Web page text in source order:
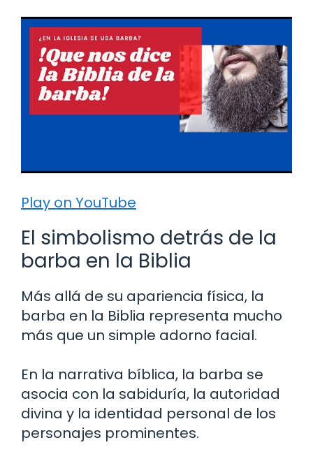
Play on YouTube
El simbolismo detrás de la
barba en la Biblia
Más allá de su apariencia física, la
barba en la Biblia representa mucho
más que un simple adorno facial.
En la narrativa bíblica, la barba se
asocia con la sabiduría, la autoridad
divina y la identidad personal de los
personajes prominentes.